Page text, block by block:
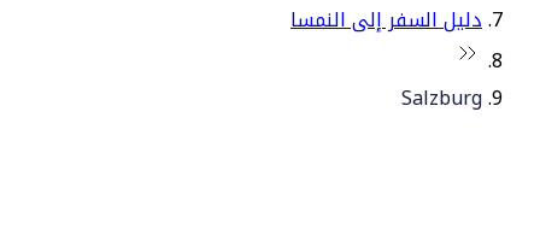
دليل السفر إلى النمسا
Salzburg